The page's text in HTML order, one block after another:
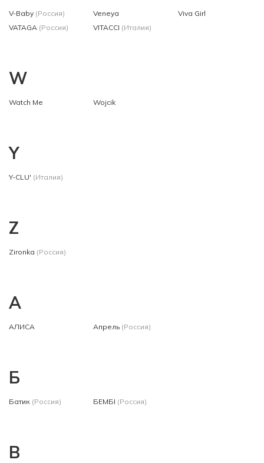
V-Baby (Россия)
VATAGA (Россия)
Veneya
VITACCI (Италия)
Viva Girl
W
Watch Me Wojcik
Y
Y-CLU' (Италия)
Z
Zironka (Россия)
А
АЛИСА Апрель (Россия)
Б
Батик (Россия) БЕМБІ (Россия)
В